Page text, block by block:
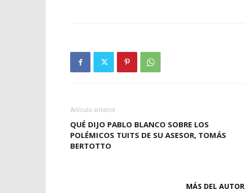
Artículo anterior
QUÉ DIJO PABLO BLANCO SOBRE LOS
POLÉMICOS TUITS DE SU ASESOR, TOMÁS
BERTOTTO
MÁS DEL AUTOR